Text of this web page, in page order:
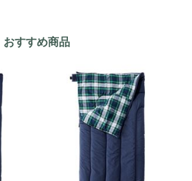
おすすめ商品